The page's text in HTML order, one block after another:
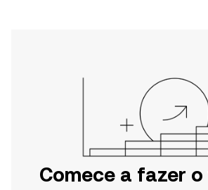
Comece a fazer